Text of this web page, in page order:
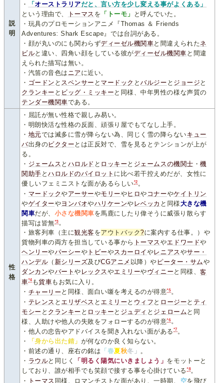
説
明
・
「オーストラリアだと、言い方を少し変える事がよくある」
という理由で、
トーマス を 「トーモ」
と呼んでいた。
・玩具のプロモーションアニメ『Thomas ＆ Friends
Adventures: Shark Escape』では台詞がある。
・顔が丸いのにも関わらずディーゼル機関車と間違えられたネ
ビルと違い、四角い顔をしている彼がディーゼル機関車 と間違
えられた描写は無い。
・汽笛の音色は ニア に近い。
・ ゴードン と スペンサー と マードック とバルジー と ジョージ と
クランキー と ビッグ・ミッキー と同様、中年男性の様な声質の
テンダー機関車である。
性
格
・屈託が無い性格で親しみ易い。
・明朗快活な性格の反面、頑張り屋でもてなし上手。
・ 地元では滅多に雪が降らない為、同じく雪の降らないキュー
バ出身のビクター とは正反対で、雪を見るとテンションが上が
る。
・ ジェームス と ハロルド と ロッキー と ジェームスの機関士 ・機
関助手 とハロルドのパイロット に比べ若干控えめだが、女性に
優しいフェミニストな面があるらしい*2。
・ マードックやアーサーやモリーやヒロや コナーやケイトリン
やゲイターやヨンバオやハリケーンや レベッカ と同様大きな機
関車だが、 小さな機関車を馬鹿にしたり偉そうに威張り散らす
描写は皆無*3。
・旅客列車（主に観光客 をアウトバック?に案内する仕事。）や
貨物列車の両方を担当している事から トーマスやエドワードや
ヘンリーやパーシーや トビーやスカーロイ やレニアスやサー・
ハンデル （ 新シリーズ及びCGアニメ 以降）や ピーター・サムや
ダンカンやバートや レックスやエミリーやヴィニー と同様、客
車*4も貨車もお気に入り。
・ チャーリー と同様、面白い噺を考えるのが得意*5。
・ テレンス と エリザベス と エミリー と ウィフ と ロージー と ティ
モシー と クランキー と ロッキー と ジュディ と ジェローム と同
様、人助けや他人の失敗をフォローするのが得意*6。
・他人の忠告やアドバイスを聞き入れない面がある *7 。
・
「身から出た錆」 が何なのか良く知らない。
・前述の通り、座右の銘は 「春夏秋冬」 。
・ ラウルと同じく 「明るく陽気にいきましょう」 をモットーと
しており、誰が相手でも笑顔で接する事を心掛けている*8。
・
トーマス 同様、ロマンチストな面があり、一時期、 空を飛び